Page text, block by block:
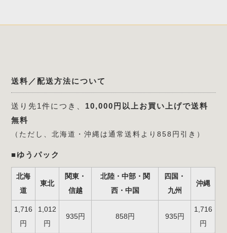
送料／配送方法について
送り先1件につき、 10,000円以上お買い上げで送料
無料
（ただし、北海道・沖縄は通常送料より858円引き）
■ゆうパック
北海
道
東北
関東・
信越
北陸・中部・関
西・中国
四国・
九州
沖縄
1,716
円
1,012
円
935円 858円 935円
1,716
円